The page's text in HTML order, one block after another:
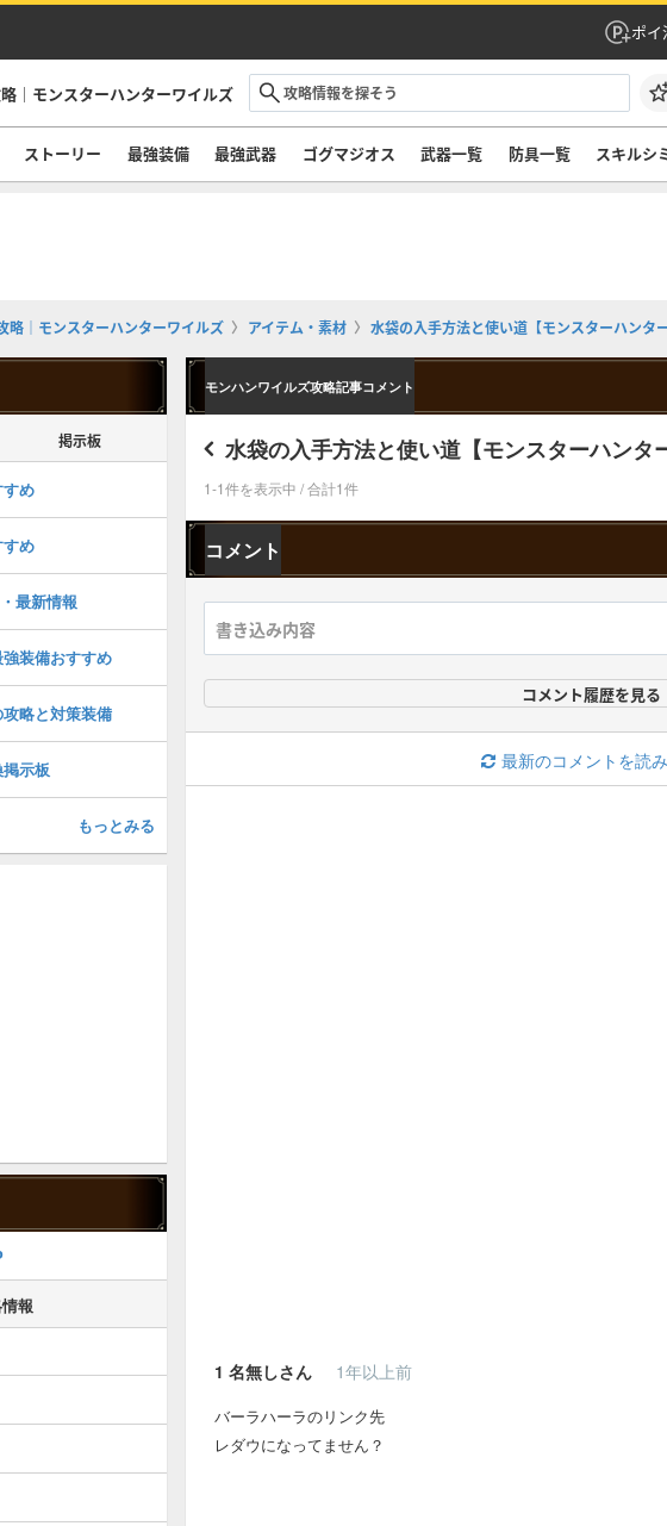
ポイ
｜モンスターハンターワイルズ
ストーリー 最強装備 最強武器 ゴグマジオス 武器一覧 防具一覧 スキルシ
略｜モンスターハンターワイルズ アイテム・素材 水袋の入手方法と使い道【モンスターハンター
モンハンワイルズ攻略記事コメント
水袋の入手方法と使い道【モンスターハンタ
1-1件を表示中 / 合計1件
コメント
コメント履歴を見る
最新のコメントを読
1 名無しさん 1年以上前
バーラハーラのリンク先
レダウになってません？
掲示板
め
め
最新情報
装備おすすめ
略と対策装備
示板
もっとみる
報